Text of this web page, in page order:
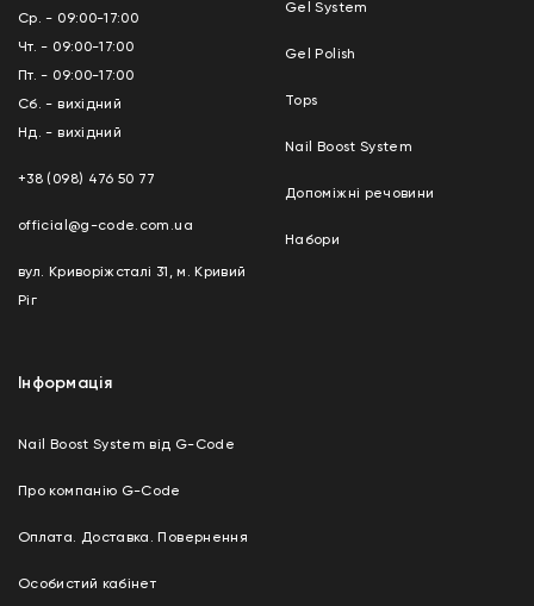
Ср. - 09:00-17:00
Чт. - 09:00-17:00
Пт. - 09:00-17:00
Сб. - вихідний
Нд. - вихідний
+38 (098) 476 50 77
official@g-code.com.ua
вул. Криворіжсталі 31, м. Кривий
Ріг
Gel System
Gel Polish
Tops
Nail Boost System
Допоміжні речовини
Набори
Інформація
Nail Boost System від G-Code
Про компанію G-Code
Оплата. Доставка. Повернення
Особистий кабінет